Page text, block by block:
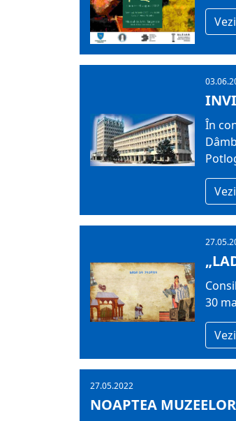
În
30
27.05.2022
NOAPTEA